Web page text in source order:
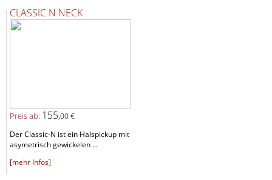
CLASSIC N NECK
Preis ab: 155,00 €
Der Classic-N ist ein Halspickup mit
asymetrisch gewickelen ...
[mehr Infos]